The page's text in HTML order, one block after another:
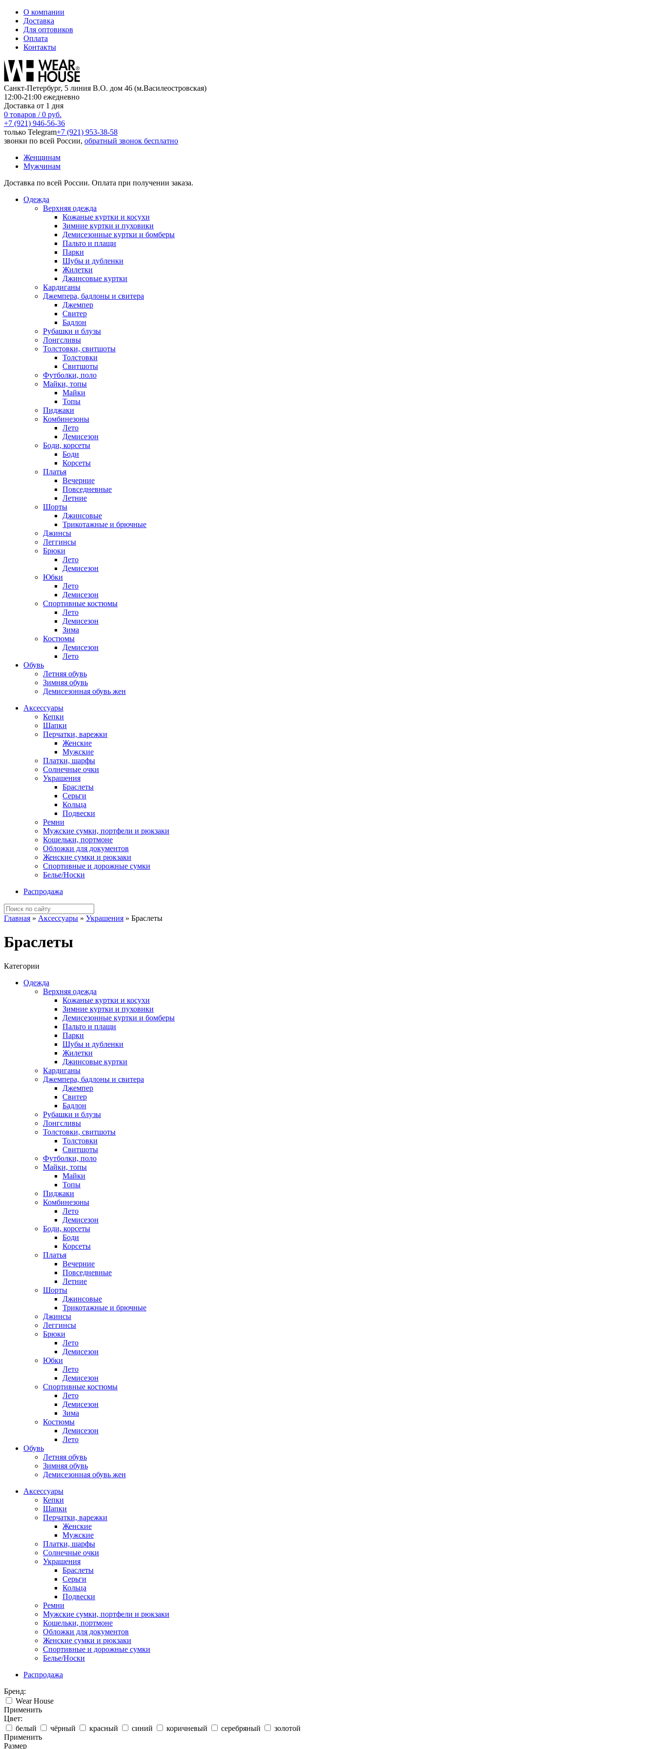
О компании
Доставка
Для оптовиков
Оплата
Контакты
Санкт-Петербург, 5 линия В.О. дом 46 (м.Василеостровская)
12:00-21:00 ежедневно
Доставка от 1 дня
0 товаров / 0 руб.
+7 (921) 946-56-36
только Telegram+7 (921) 953-38-58
звонки по всей России, обратный звонок бесплатно
Женщинам
Мужчинам
Доставка по всей России. Оплата при получении заказа.
Одежда
Верхняя одежда
Кожаные куртки и косухи
Зимние куртки и пуховики
Демисезонные куртки и бомберы
Пальто и плащи
Парки
Шубы и дубленки
Жилетки
Джинсовые куртки
Кардиганы
Джемпера, бадлоны и свитера
Джемпер
Свитер
Бадлон
Рубашки и блузы
Лонгсливы
Толстовки, свитшоты
Толстовки
Свитшоты
Футболки, поло
Майки, топы
Майки
Топы
Пиджаки
Комбинезоны
Лето
Демисезон
Боди, корсеты
Боди
Корсеты
Платья
Вечерние
Повседневные
Летние
Шорты
Джинсовые
Трикотажные и брючные
Джинсы
Леггинсы
Брюки
Лето
Демисезон
Юбки
Лето
Демисезон
Спортивные костюмы
Лето
Демисезон
Зима
Костюмы
Демисезон
Лето
Обувь
Летняя обувь
Зимняя обувь
Демисезонная обувь жен
Аксессуары
Кепки
Шапки
Перчатки, варежки
Женские
Мужские
Платки, шарфы
Солнечные очки
Украшения
Браслеты
Серьги
Кольца
Подвески
Ремни
Мужские сумки, портфели и рюкзаки
Кошельки, портмоне
Обложки для документов
Женские сумки и рюкзаки
Спортивные и дорожные сумки
Белье/Носки
Распродажа
Главная » Аксессуары » Украшения » Браслеты
Браслеты
Категории
Одежда
Верхняя одежда
Кожаные куртки и косухи
Зимние куртки и пуховики
Демисезонные куртки и бомберы
Пальто и плащи
Парки
Шубы и дубленки
Жилетки
Джинсовые куртки
Кардиганы
Джемпера, бадлоны и свитера
Джемпер
Свитер
Бадлон
Рубашки и блузы
Лонгсливы
Толстовки, свитшоты
Толстовки
Свитшоты
Футболки, поло
Майки, топы
Майки
Топы
Пиджаки
Комбинезоны
Лето
Демисезон
Боди, корсеты
Боди
Корсеты
Платья
Вечерние
Повседневные
Летние
Шорты
Джинсовые
Трикотажные и брючные
Джинсы
Леггинсы
Брюки
Лето
Демисезон
Юбки
Лето
Демисезон
Спортивные костюмы
Лето
Демисезон
Зима
Костюмы
Демисезон
Лето
Обувь
Летняя обувь
Зимняя обувь
Демисезонная обувь жен
Аксессуары
Кепки
Шапки
Перчатки, варежки
Женские
Мужские
Платки, шарфы
Солнечные очки
Украшения
Браслеты
Серьги
Кольца
Подвески
Ремни
Мужские сумки, портфели и рюкзаки
Кошельки, портмоне
Обложки для документов
Женские сумки и рюкзаки
Спортивные и дорожные сумки
Белье/Носки
Распродажа
Бренд:
Wear House
Применить
Цвет:
белый
чёрный красный синий коричневый серебряный
золотой
Применить
Размер